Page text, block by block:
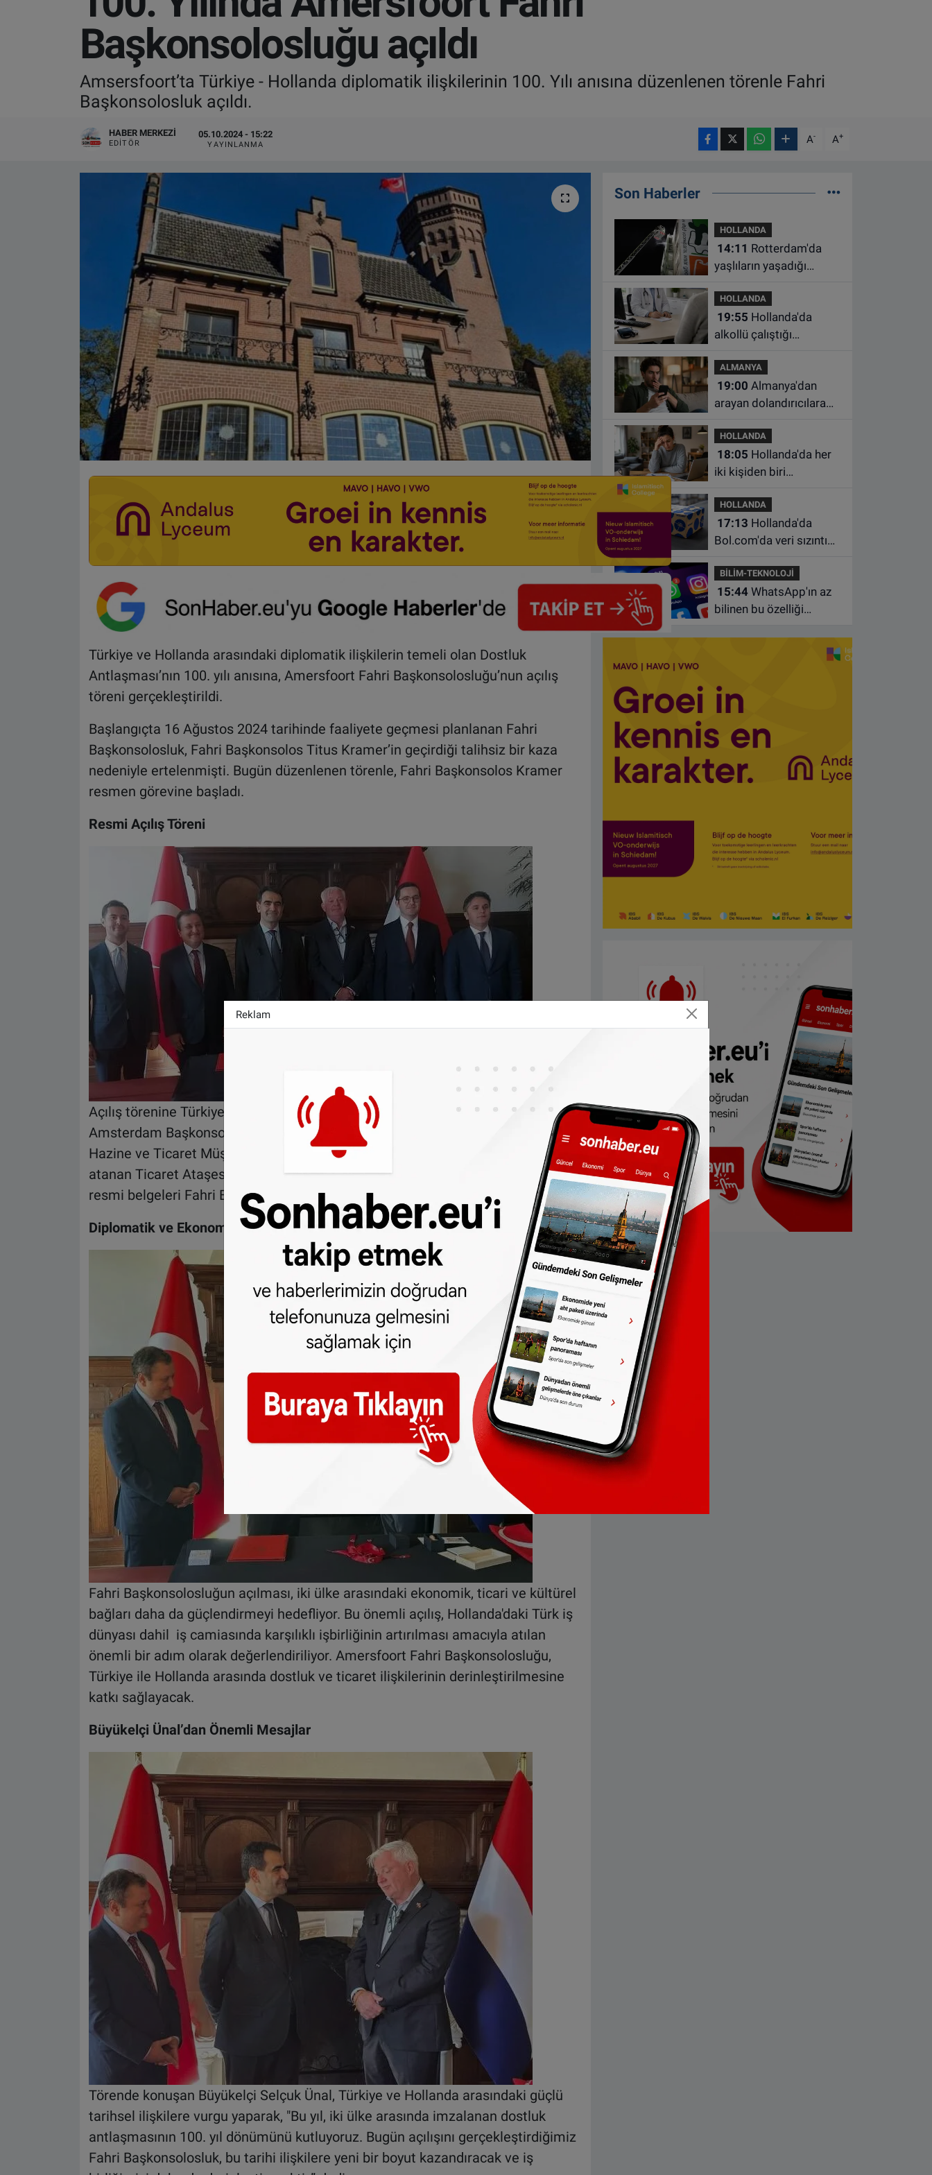
Başkonsolosluğu açıldı
Amsersfoort’ta Türkiye - Hollanda diplomatik ilişkilerinin 100. Yılı anısına düzenlenen törenle Fahri
Başkonsolosluk açıldı.
HABER MERKEZI
EDITÖR
05.10.2024 - 15:22
YAYINLANMA A- A+
Türkiye ve Hollanda arasındaki diplomatik ilişkilerin temeli olan Dostluk
Antlaşması’nın 100. yılı anısına, Amersfoort Fahri Başkonsolosluğu’nun açılış
töreni gerçekleştirildi.
Başlangıçta 16 Ağustos 2024 tarihinde faaliyete geçmesi planlanan Fahri
Başkonsolosluk, Fahri Başkonsolos Titus Kramer’in geçirdiği talihsiz bir kaza
nedeniyle ertelenmişti. Bugün düzenlenen törenle, Fahri Başkonsolos Kramer
resmen görevine başladı.
Resmi Açılış Töreni
Açılış törenine Türkiye Cumhuriyeti Lahey Büyükelçisi Sayın Selçuk Ünal,
Amsterdam Başkonsolosu Mahmut Burak Ersoy, Büyükelçilik bünyesindeki
Hazine ve Ticaret Müşavirleri ile kısa süre önce Amsterdam Başkonsolosluğu’na
atanan Ticaret Ataşesi katıldı. Tören sırasında, Büyükelçi Ünal Türk bayrağını ve
resmi belgeleri Fahri Başkonsolos Kramer’e teslim etti.
Diplomatik ve Ekonomik İlişkiler Güçleniyor
Fahri Başkonsolosluğun açılması, iki ülke arasındaki ekonomik, ticari ve kültürel
bağları daha da güçlendirmeyi hedefliyor. Bu önemli açılış, Hollanda'daki Türk iş
dünyası dahil iş camiasında karşılıklı işbirliğinin artırılması amacıyla atılan
önemli bir adım olarak değerlendiriliyor. Amersfoort Fahri Başkonsolosluğu,
Türkiye ile Hollanda arasında dostluk ve ticaret ilişkilerinin derinleştirilmesine
katkı sağlayacak.
Büyükelçi Ünal’dan Önemli Mesajlar
Törende konuşan Büyükelçi Selçuk Ünal, Türkiye ve Hollanda arasındaki güçlü
tarihsel ilişkilere vurgu yaparak, "Bu yıl, iki ülke arasında imzalanan dostluk
antlaşmasının 100. yıl dönümünü kutluyoruz. Bugün açılışını gerçekleştirdiğimiz
Fahri Başkonsolosluk, bu tarihi ilişkilere yeni bir boyut kazandıracak ve iş
Son Haberler
HOLLANDA
14:11
yaşlıların yaşadığı
yangında bir kişi öldü
HOLLANDA
19:55
alkollü çalıştığı
çalışma yasağı
ALMANYA
19:00
arayan dolandırıcılara
HOLLANDA
18:05
iki kişiden biri
HOLLANDA
17:13
Bol.com'da veri sızıntısı:
geçirilmiş olabilir
BİLİM-TEKNOLOJİ
15:44WhatsApp'ın az
bilinen bu özelliği
VIDEO GALERİ
ALGEMENE VOORWAARDEN
CONTACT
Çerez Politikası
Reklam